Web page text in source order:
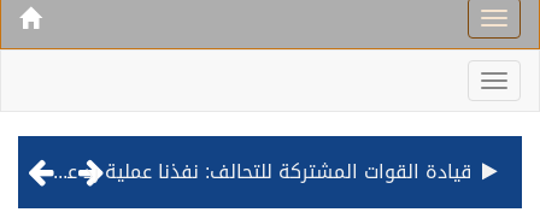
قيادة القوات المشتركة للتحالف: نفذنا عملية رد عسكري متناسبة لأهداف عسكرية مشروعة تابعة للمليشيا الحوثية الإرهابية في محافظة الحديدة